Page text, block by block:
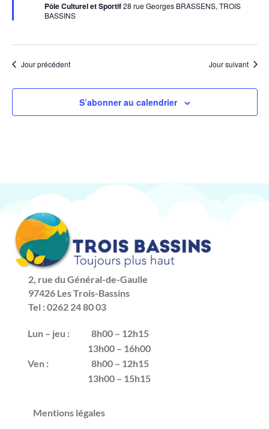
Pôle Culturel et Sportif28 rue Georges BRASSENS, TROIS
BASSINS
Jour précédent Jour suivant
S’abonner au calendrier
2, rue du Général-de-Gaulle
97426 Les Trois-Bassins
Tel : 0262 24 80 03
Lun – jeu :
8h00 – 12h15
13h00 – 16h00
Ven :
8h00 – 12h15
13h00 – 15h15
Mentions légales